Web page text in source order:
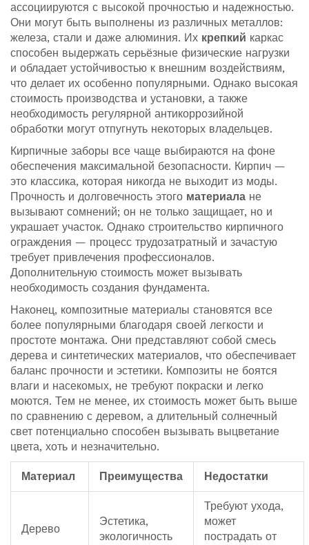
ассоциируются с высокой прочностью и надежностью.
Они могут быть выполнены из различных металлов:
железа, стали и даже алюминия. Их крепкий каркас
способен выдержать серьёзные физические нагрузки
и обладает устойчивостью к внешним воздействиям,
что делает их особенно популярными. Однако высокая
стоимость производства и установки, а также
необходимость регулярной антикоррозийной
обработки могут отпугнуть некоторых владельцев.
Кирпичные заборы все чаще выбираются на фоне
обеспечения максимальной безопасности. Кирпич —
это классика, которая никогда не выходит из моды.
Прочность и долговечность этого материала не
вызывают сомнений; он не только защищает, но и
украшает участок. Однако строительство кирпичного
ограждения — процесс трудозатратный и зачастую
требует привлечения профессионалов.
Дополнительную стоимость может вызывать
необходимость создания фундамента.
Наконец, композитные материалы становятся все
более популярными благодаря своей легкости и
простоте монтажа. Они представляют собой смесь
дерева и синтетических материалов, что обеспечивает
баланс прочности и эстетики. Композиты не боятся
влаги и насекомых, не требуют покраски и легко
моются. Тем не менее, их стоимость может быть выше
по сравнению с деревом, а длительный солнечный
свет потенциально способен вызывать выцветание
цвета, хоть и незначительно.
Материал Преимущества Недостатки
Дерево
Эстетика,
экологичность
Требуют ухода,
может
пострадать от